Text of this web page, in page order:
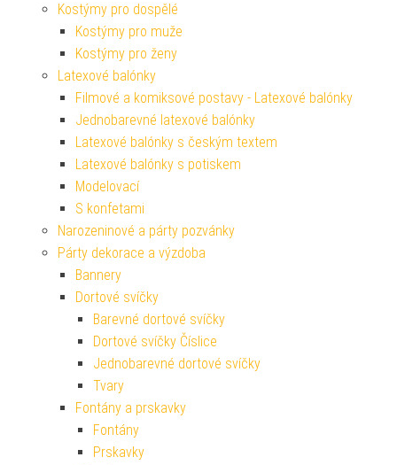
Kostýmy pro dospělé
Kostýmy pro muže
Kostýmy pro ženy
Latexové balónky
Filmové a komiksové postavy - Latexové balónky
Jednobarevné latexové balónky
Latexové balónky s českým textem
Latexové balónky s potiskem
Modelovací
S konfetami
Narozeninové a párty pozvánky
Párty dekorace a výzdoba
Bannery
Dortové svíčky
Barevné dortové svíčky
Dortové svíčky Číslice
Jednobarevné dortové svíčky
Tvary
Fontány a prskavky
Fontány
Prskavky